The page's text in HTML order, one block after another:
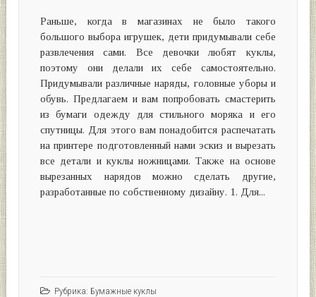
Раньше, когда в магазинах не было такого
большого выбора игрушек, дети придумывали себе
развлечения сами. Все девочки любят куклы,
поэтому они делали их себе самостоятельно.
Придумывали различные наряды, головные уборы и
обувь. Предлагаем и вам попробовать смастерить
из бумаги одежду для стильного моряка и его
спутницы. Для этого вам понадобится распечатать
на принтере подготовленный нами эскиз и вырезать
все детали и куклы ножницами. Также на основе
вырезанных нарядов можно сделать другие,
разработанные по собственному дизайну. 1. Для...
Рубрика: Бумажные куклы